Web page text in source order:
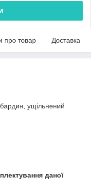
про товар Доставка
ущільнений
даної